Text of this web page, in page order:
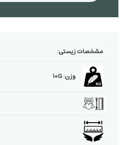
مشخصات زیستی:
وزن: 10G